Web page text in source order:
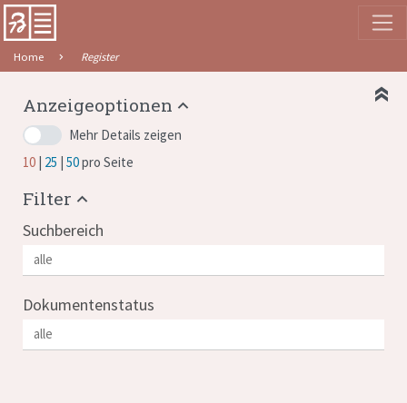
Home Register
Anzeigeoptionen
Mehr Details zeigen
10 25 50pro Seite
Filter
Suchbereich
Dokumentenstatus